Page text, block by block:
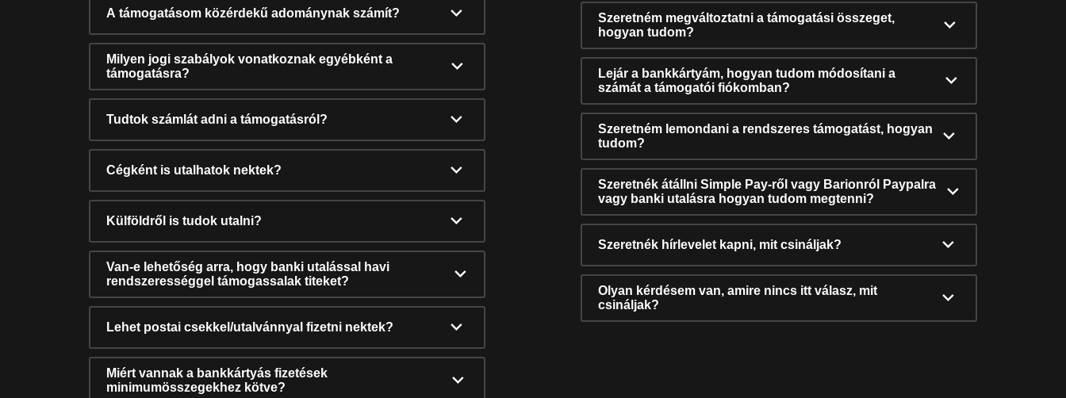
A támogatásom közérdekű adománynak számít?
Milyen jogi szabályok vonatkoznak egyébként a
támogatásra?
Tudtok számlát adni a támogatásról?
Cégként is utalhatok nektek?
Külföldről is tudok utalni?
Van-e lehetőség arra, hogy banki utalással havi
rendszerességgel támogassalak titeket?
Lehet postai csekkel/utalvánnyal fizetni nektek?
Miért vannak a bankkártyás fizetések
minimumösszegekhez kötve?
Szeretném megváltoztatni a támogatási összeget,
hogyan tudom?
Lejár a bankkártyám, hogyan tudom módosítani a
számát a támogatói fiókomban?
Szeretném lemondani a rendszeres támogatást, hogyan
tudom?
Szeretnék átállni Simple Pay-ről vagy Barionról Paypalra
vagy banki utalásra hogyan tudom megtenni?
Szeretnék hírlevelet kapni, mit csináljak?
Olyan kérdésem van, amire nincs itt válasz, mit
csináljak?